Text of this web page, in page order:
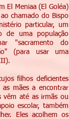
El Meniaa (El Goléa)
chamado do Bispo
particular, um
de uma população
"sacramento do
(para usar uma
filhos deficientes
mães a encontrar
vêm até as irmãs ou
escolar, também
Eles acolhem os